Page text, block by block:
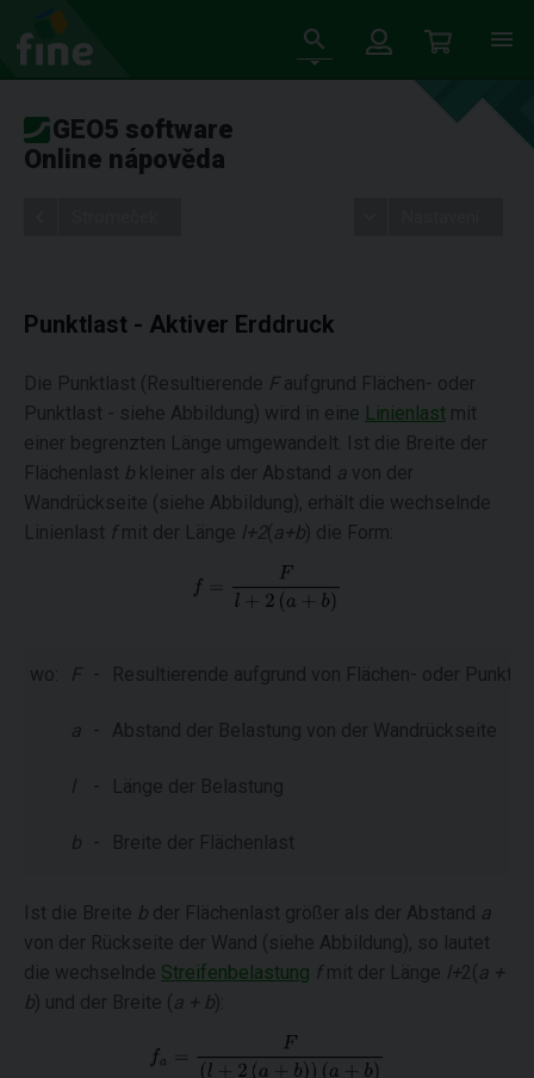
GEO5 software
Online nápověda
Punktlast - Aktiver Erddruck
Die Punktlast (Resultierende F aufgrund Flächen- oder
Punktlast - siehe Abbildung) wird in eine Linienlast mit
einer begrenzten Länge umgewandelt. Ist die Breite der
Flächenlast b kleiner als der Abstand a von der
Wandrückseite (siehe Abbildung), erhält die wechselnde
Linienlast fmit der Länge l+2( a+b) die Form:
wo: F - Resultierende aufgrund von Flächen- oder
a - Abstand der Belastung von der Wandrückseite
l - Länge der Belastung
b - Breite der Flächenlast
Ist die Breite b der Flächenlast größer als der Abstand a
von der Rückseite der Wand (siehe Abbildung), so lautet
die wechselnde Streifenbelastung fmit der Länge l+2( a +
b) und der Breite ( a + b):